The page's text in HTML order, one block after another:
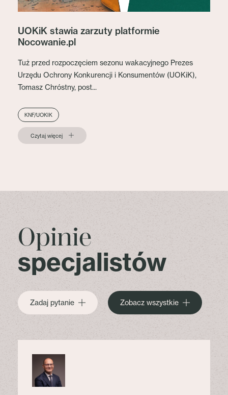
UOKiK stawia zarzuty platformie
Nocowanie.pl
Tuż przed rozpoczęciem sezonu wakacyjnego Prezes
Urzędu Ochrony Konkurencji i Konsumentów (UOKiK),
Tomasz Chróstny, post...
KNF/UOKIK
Czytaj więcej
Opinie
specjalistów
Zadaj pytanie Zobacz wszystkie